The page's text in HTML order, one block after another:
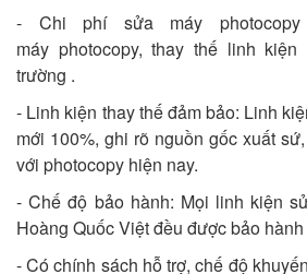
- Chi phí sửa máy
máy photocopy, thay thế linh
trường .
- Linh kiện thay thế đảm bảo: Linh
mới 100%, ghi rõ nguồn gốc xuất
với photocopy hiện nay.
- Chế độ bảo hành: Mọi linh kiện
Hoàng Quốc Việt đều được bảo
- Có chính sách hỗ trợ, chế độ